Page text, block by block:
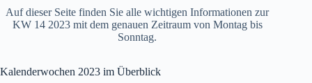
Auf dieser Seite finden Sie alle wichtigen Informationen zur
KW 14 2023 mit dem genauen Zeitraum von Montag bis
Sonntag.
Kalenderwochen 2023 im Überblick